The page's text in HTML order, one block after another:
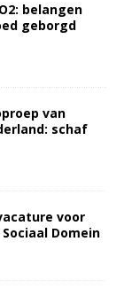
belangen
geborgd
van
schaf
voor
Domein